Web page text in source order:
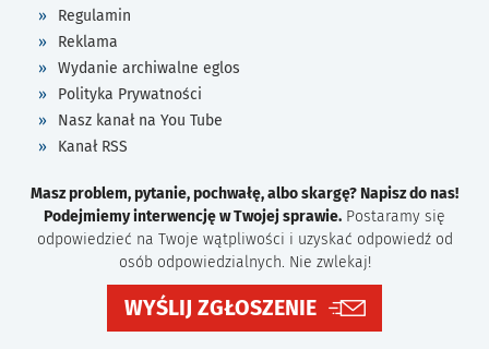
Regulamin
Reklama
Wydanie archiwalne eglos
Polityka Prywatności
Nasz kanał na You Tube
Kanał RSS
Masz problem, pytanie, pochwałę, albo skargę? Napisz do nas!
Podejmiemy interwencję w Twojej sprawie. Postaramy się
odpowiedzieć na Twoje wątpliwości i uzyskać odpowiedź od
osób odpowiedzialnych. Nie zwlekaj!
WYŚLIJ ZGŁOSZENIE